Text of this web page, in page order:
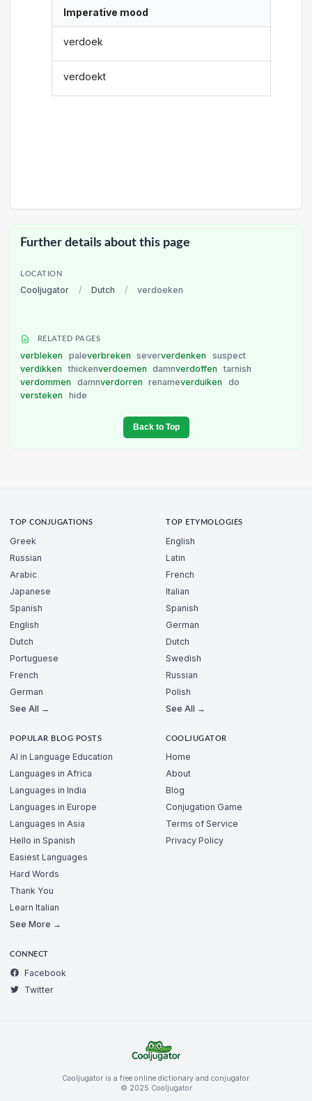
Imperative mood
verdoek
verdoekt
Further details about this page
LOCATION
Cooljugator / Dutch / verdoeken
RELATED PAGES
verbleken paleverbreken seververdenken
suspect
verdikken
thickenverdoemen damnverdoffen
tarnish
verdommen
damnverdorren renameverduiken
do
versteken
hide
Back to Top
TOP CONJUGATIONS
Greek
Russian
Arabic
Japanese
Spanish
English
Dutch
Portuguese
French
German
See All →
TOP ETYMOLOGIES
English
Latin
French
Italian
Spanish
German
Dutch
Swedish
Russian
Polish
See All →
POPULAR BLOG POSTS
AI in Language Education
Languages in Africa
Languages in India
Languages in Europe
Languages in Asia
Hello in Spanish
Easiest Languages
Hard Words
Thank You
Learn Italian
See More →
COOLJUGATOR
Home
About
Blog
Conjugation Game
Terms of Service
Privacy Policy
CONNECT
Facebook
Twitter
Cooljugator is a free online dictionary and conjugator.
© 2025 Cooljugator